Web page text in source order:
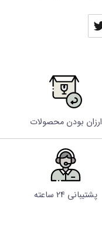
ارزان بودن محصولات
پشتیبانی 24 ساعته